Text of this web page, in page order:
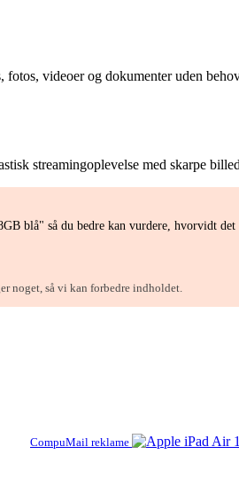
videoer og dokumenter uden
streamingoplevelse med skarpe
blå" så du bedre kan vurdere, hvorvidt det
noget, så vi kan forbedre indholdet.
CompuMail reklame